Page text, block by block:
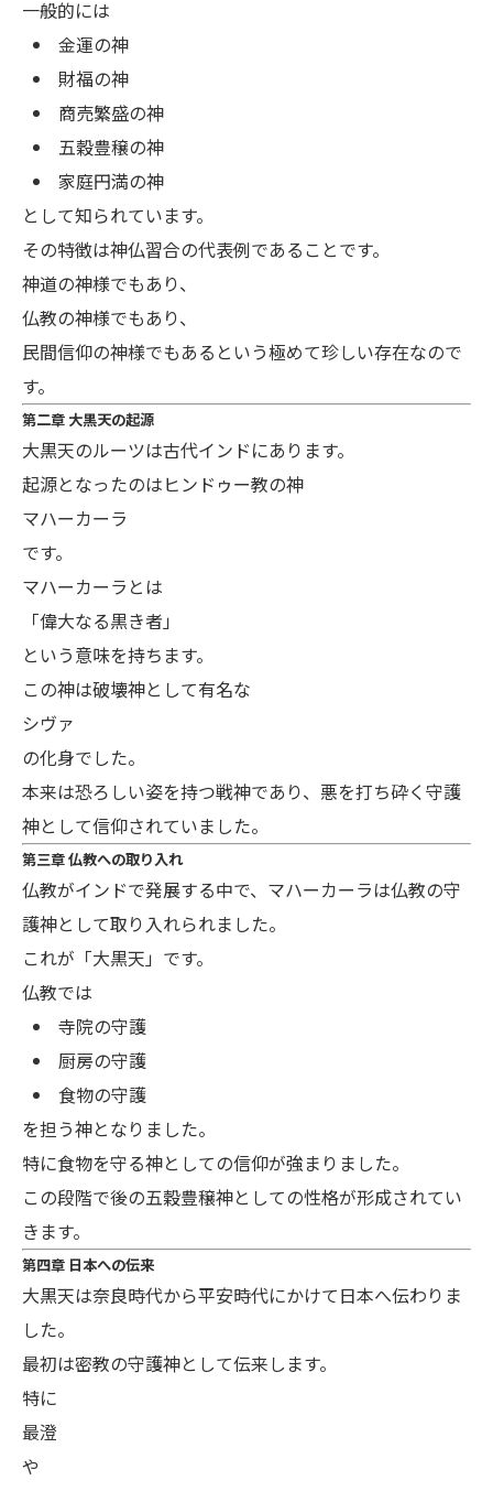
一般的には
金運の神
財福の神
商売繁盛の神
五穀豊穣の神
家庭円満の神
として知られています。
その特徴は神仏習合の代表例であることです。
神道の神様でもあり、
仏教の神様でもあり、
民間信仰の神様でもあるという極めて珍しい存在なので
す。
第二章 大黒天の起源
大黒天のルーツは古代インドにあります。
起源となったのはヒンドゥー教の神
マハーカーラ
です。
マハーカーラとは
「偉大なる黒き者」
という意味を持ちます。
この神は破壊神として有名な
シヴァ
の化身でした。
本来は恐ろしい姿を持つ戦神であり、悪を打ち砕く守護
神として信仰されていました。
第三章 仏教への取り入れ
仏教がインドで発展する中で、マハーカーラは仏教の守
護神として取り入れられました。
これが「大黒天」です。
仏教では
寺院の守護
厨房の守護
食物の守護
を担う神となりました。
特に食物を守る神としての信仰が強まりました。
この段階で後の五穀豊穣神としての性格が形成されてい
きます。
第四章 日本への伝来
大黒天は奈良時代から平安時代にかけて日本へ伝わりま
した。
最初は密教の守護神として伝来します。
特に
最澄
や